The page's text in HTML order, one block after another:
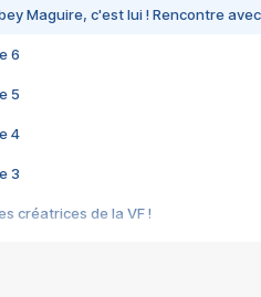
Maguire, c'est lui ! Rencontre
6
5
4
3
créatrices de la VF !